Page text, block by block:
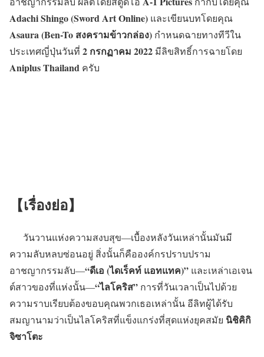
Adachi Shingo (Sword Art Online) และเขียนบทโดยคุณ
Asaura (Ben-To สงครามข้าวกล่อง) กำหนดฉายทางทีวีใน
ประเทศญี่ปุ่นวันที่ 2 กรกฏาคม 2022 มีลิขสิทธิ์การฉายโดย
Aniplus Thailand ครับ
【เรื่องย่อ】
วันวานแห่งความสงบสุข―เบื้องหลังวันเหล่านั้นมันมี
ความลับหลบซ่อนอยู่ สิ่งนั้นก็คือองค์กรปราบปราม
อาชญากรรมลับ―“ดีเอ (ไดเร็คท์ แอทแทค)” และเหล่าเอเจน
ต์สาวของที่แห่งนั้น―“ไลโคริส” การที่วันเวลาเป็นไปด้วย
ความราบเรียบต้องขอบคุณพวกเธอเหล่านั้น อีลิทผู้ได้รับ
สมญานามว่าเป็นไลโคริสที่แข็งแกร่งที่สุดแห่งยุคสมัย นิชิคิกิ
จิซาโตะ